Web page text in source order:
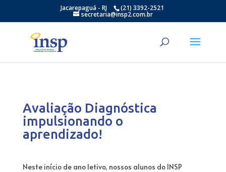
Jacarepaguá - RJ (21) 3392-2521
secretaria@insp2.com.br
Avaliação Diagnóstica
impulsionando o
aprendizado!
Neste início de ano letivo, nossos alunos do INSP